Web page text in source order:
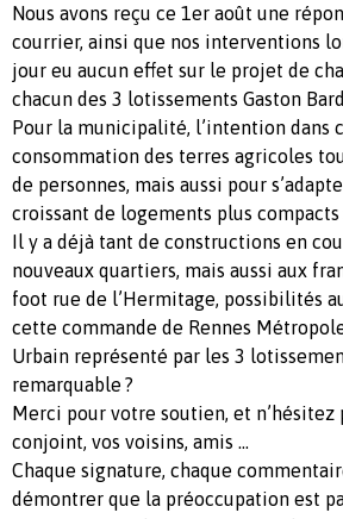
Nous avons reçu ce 1er août une
courrier, ainsi que nos interventions
jour eu aucun effet sur le projet de
chacun des 3 lotissements Gaston
Pour la municipalité, l’intention dans
consommation des terres agricoles
de personnes, mais aussi pour
croissant de logements plus compacts
Il y a déjà tant de constructions en
nouveaux quartiers, mais aussi aux
foot rue de l’Hermitage, possibilités
cette commande de Rennes
Urbain représenté par les 3
remarquable ?
Merci pour votre soutien, et
conjoint, vos voisins, amis ...
Chaque signature, chaque
démontrer que la préoccupation est